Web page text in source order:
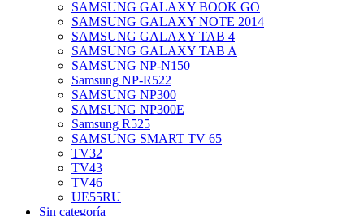
SAMSUNG GALAXY BOOK GO
SAMSUNG GALAXY NOTE 2014
SAMSUNG GALAXY TAB 4
SAMSUNG GALAXY TAB A
SAMSUNG NP-N150
Samsung NP-R522
SAMSUNG NP300
SAMSUNG NP300E
Samsung R525
SAMSUNG SMART TV 65
TV32
TV43
TV46
UE55RU
Sin categoría